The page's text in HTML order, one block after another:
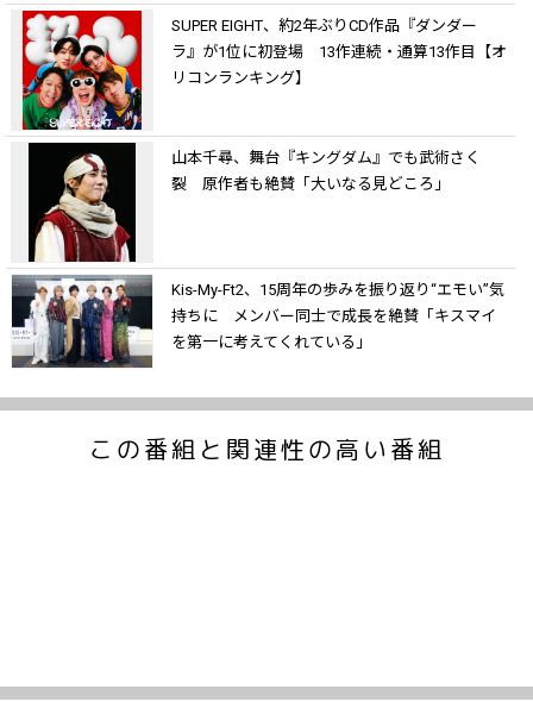
SUPER EIGHT、約2年ぶりCD作品『ダンダー
ラ』が1位に初登場 13作連続・通算13作目【オ
リコンランキング】
山本千尋、舞台『キングダム』でも武術さく
裂 原作者も絶賛「大いなる見どころ」
Kis-My-Ft2、15周年の歩みを振り返り“エモい”気
持ちに メンバー同士で成長を絶賛「キスマイ
を第一に考えてくれている」
この番組と関連性の高い番組